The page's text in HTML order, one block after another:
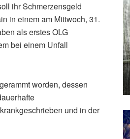
ihr Schmerzensgeld
in einem am Mittwoch, 31.
als erstes OLG
bei einem Unfall
worden, dessen
und in der